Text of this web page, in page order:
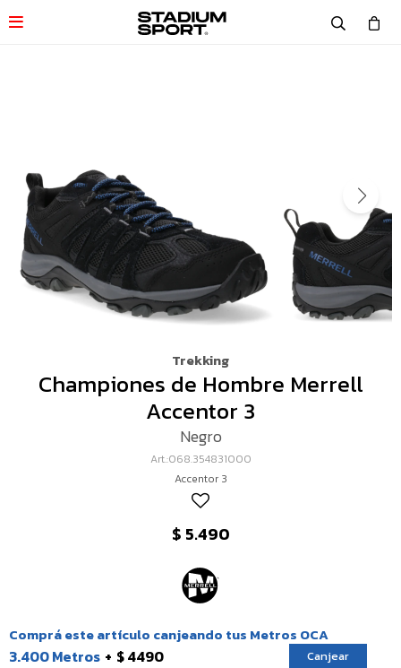

Trekking
Championes de Hombre Merrell
Accentor 3
Negro
068.354831000
Accentor 3
$ 5.490
Comprá este artículo canjeando tus Metros OCA
3.400 Metros $ 4490 Canjear